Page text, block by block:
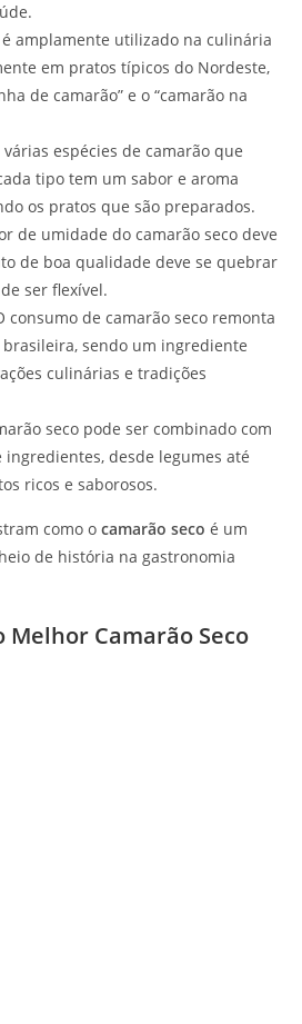
é amplamente utilizado na culinária
em pratos típicos do Nordeste,
de camarão” e o “camarão na
várias espécies de camarão que
tipo tem um sabor e aroma
os pratos que são preparados.
de umidade do camarão seco deve
de boa qualidade deve se quebrar
ser flexível.
consumo de camarão seco remonta
sendo um ingrediente
culinárias e tradições
seco pode ser combinado com
ingredientes, desde legumes até
ricos e saborosos.
como o camarão seco é um
de história na gastronomia
Melhor Camarão Seco